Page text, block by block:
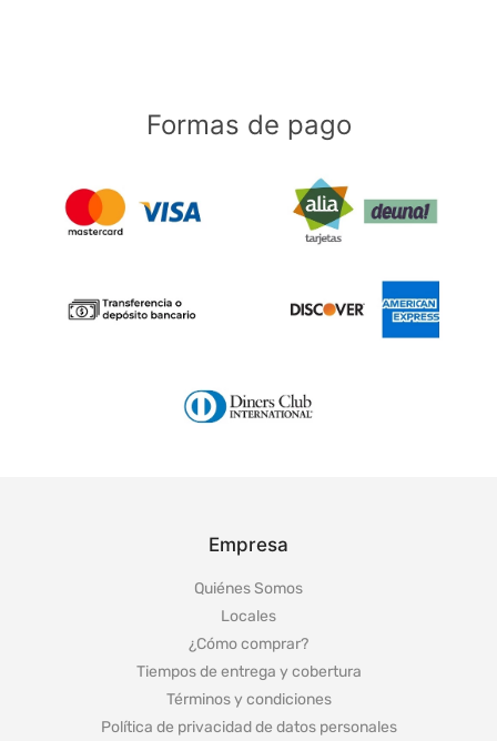
Formas de pago
Empresa
Quiénes Somos
Locales
¿Cómo comprar?
Tiempos de entrega y cobertura
Términos y condiciones
Política de privacidad de datos personales